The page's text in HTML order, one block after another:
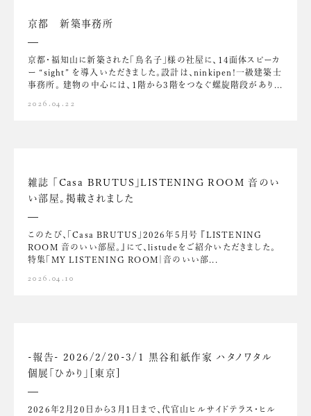
京都 新築事務所
京都・福知山に新築された「鳥名子」様の社屋に、14面体スピーカ
ー “sight” を導入いただきました。設計は、ninkipen!一級建築士
事務所。 建物の中心には、1階から3階をつなぐ螺旋階段があり...
2026.04.22
雑誌 「Casa BRUTUS」LISTENING ROOM 音のい
い部屋。掲載されました
このたび、「Casa BRUTUS」2026年5月号 『LISTENING
ROOM 音のいい部屋。』にて、listudeをご紹介いただきました。
特集「MY LISTENING ROOM｜音のいい部...
2026.04.10
-報告- 2026/2/20-3/1 黒谷和紙作家 ハタノワタル
個展「ひかり」[東京]
2026年2月20日から3月1日まで、代官山ヒルサイドテラス・ヒル